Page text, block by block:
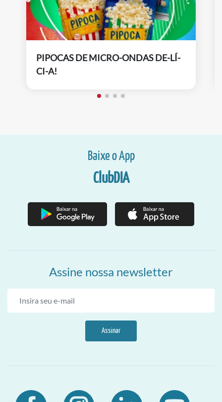
PIPOCAS DE MICRO-ONDAS DE-LÍ-
CI-A!
Baixe o App
ClubDIA
Assine nossa newsletter
Assinar